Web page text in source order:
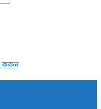
করুন